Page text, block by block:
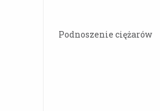
Podnoszenie ciężarów